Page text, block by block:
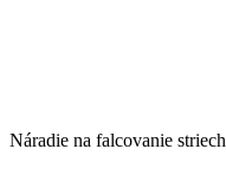
Náradie na falcovanie striech